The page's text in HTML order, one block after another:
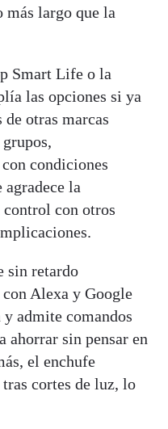
más largo que la
Smart Life o la
las opciones si ya
otras marcas
condiciones
agradece la
con otros
sin retardo
Alexa y Google
admite comandos
ahorrar sin pensar en
el enchufe
cortes de luz, lo